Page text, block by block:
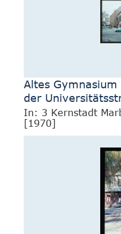
Altes
der
In: 3 Kernstadt
[1970]